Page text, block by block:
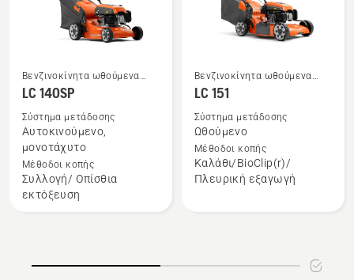
Δείτε
λεπτομέρειες
για
το
LC 140SP
Βενζινοκίνητα ωθούμενα
χλοοκοπτικά
LC 140SP
Σύστημα μετάδοσης
Αυτοκινούμενο,
μονοτάχυτο
Μέθοδοι κοπής
Συλλογή/ Οπίσθια
εκτόξευση
Δείτε
λεπτομέρειες
για
το
LC 151
Βενζινοκίνητα ωθούμενα
χλοοκοπτικά
LC 151
Σύστημα μετάδοσης
Ωθούμενο
Μέθοδοι κοπής
Καλάθι/BioClip(r)/
Πλευρική εξαγωγή